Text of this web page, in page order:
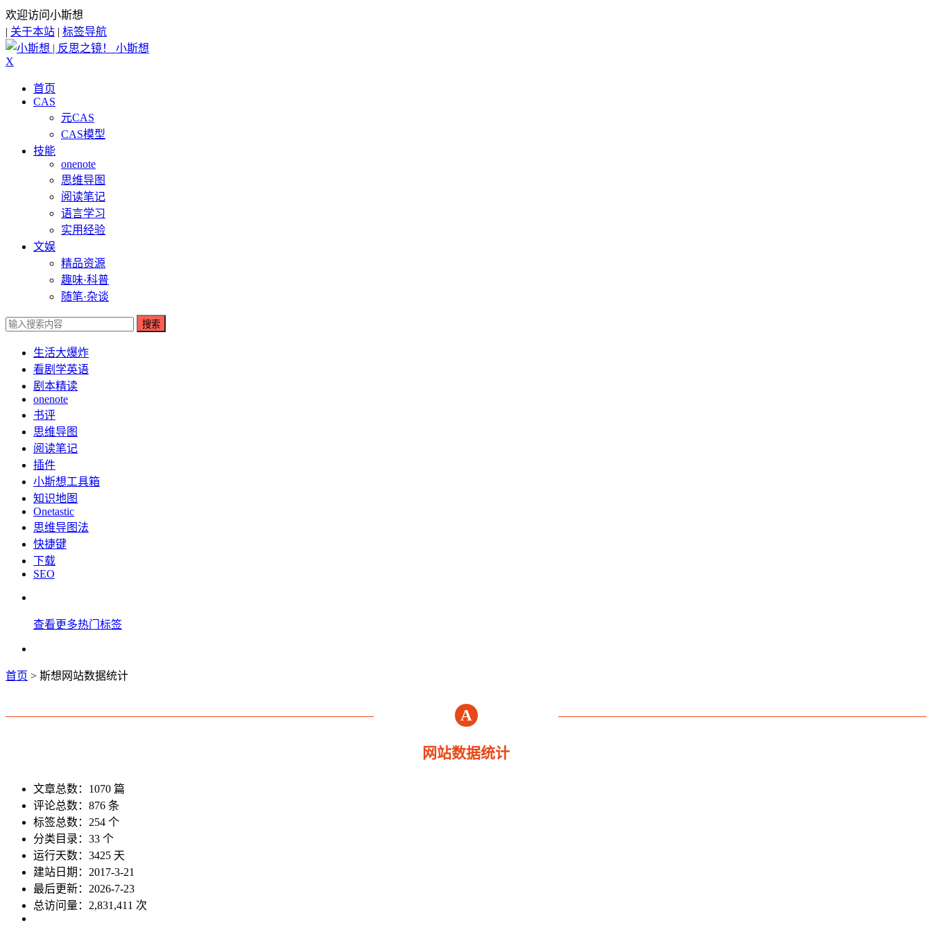
欢迎访问小斯想
| 关于本站 | 标签导航
小斯想
X
首页
CAS
元CAS
CAS模型
技能
onenote
思维导图
阅读笔记
语言学习
实用经验
文娱
精品资源
趣味·科普
随笔·杂谈
搜索
生活大爆炸
看剧学英语
剧本精读
onenote
书评
思维导图
阅读笔记
插件
小斯想工具箱
知识地图
Onetastic
思维导图法
快捷键
下载
SEO
查看更多热门标签
首页 > 斯想网站数据统计
A
网站数据统计
文章总数：1070 篇
评论总数：876 条
标签总数：254 个
分类目录：33 个
运行天数：3425 天
建站日期：2017-3-21
最后更新：2026-7-23
总访问量：2,831,411 次